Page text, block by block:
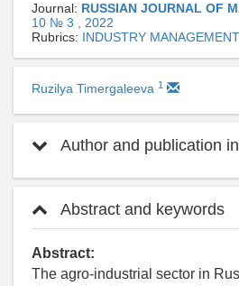
Journal: RUSSIAN JOURNAL OF
10 № 3 , 2022
Rubrics: INDUSTRY MANAGEMENT
Ruzilya Timergaleeva 1
Author and publication
Abstract and keywords
Abstract:
The agro-industrial sector in